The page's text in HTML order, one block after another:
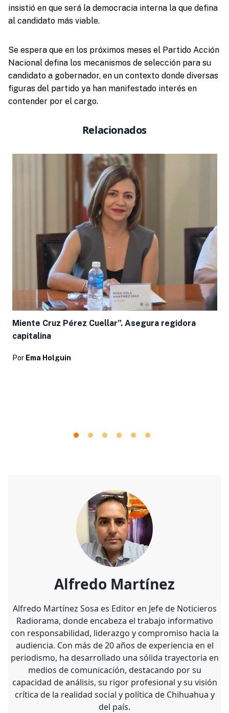
insistió en que será la democracia interna la que defina
al candidato más viable.
Se espera que en los próximos meses el Partido Acción
Nacional defina los mecanismos de selección para su
candidato a gobernador, en un contexto donde diversas
figuras del partido ya han manifestado interés en
contender por el cargo.
Relacionados
Miente Cruz Pérez Cuellar”. Asegura regidora
capitalina
Por Ema Holguin
Alfredo Martínez
Alfredo Martínez Sosa es Editor en Jefe de Noticieros
Radiorama, donde encabeza el trabajo informativo
con responsabilidad, liderazgo y compromiso hacia la
audiencia. Con más de 20 años de experiencia en el
periodismo, ha desarrollado una sólida trayectoria en
medios de comunicación, destacando por su
capacidad de análisis, su rigor profesional y su visión
crítica de la realidad social y política de Chihuahua y
del país.